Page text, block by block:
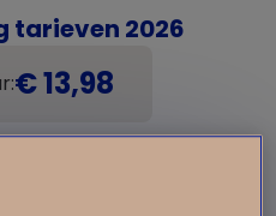
tarieven 2026
€ 13,98